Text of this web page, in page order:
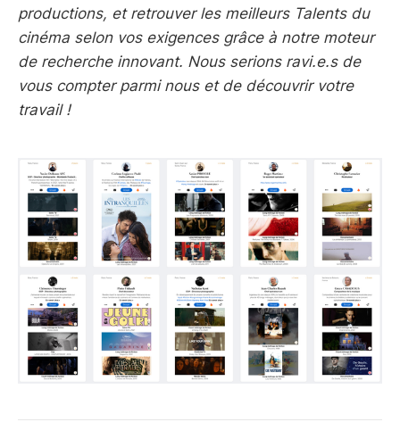
productions, et retrouver les meilleurs Talents du
cinéma selon vos exigences grâce à notre moteur
de recherche innovant. Nous serions ravi.e.s de
vous compter parmi nous et de découvrir votre
travail !